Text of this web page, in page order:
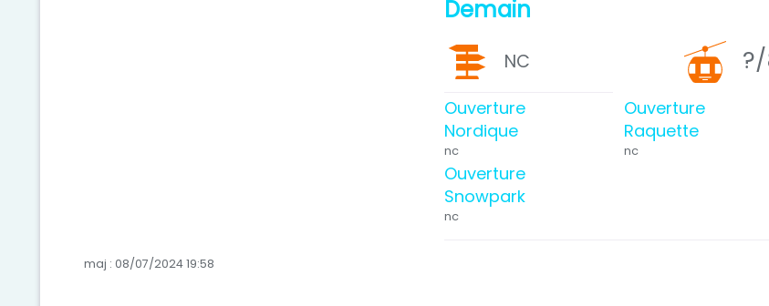
Demain
NC ?
Ouverture
Nordique
nc
Ouverture
Raquette
nc
Ouverture
Snowpark
nc
maj : 08/07/2024 19:58